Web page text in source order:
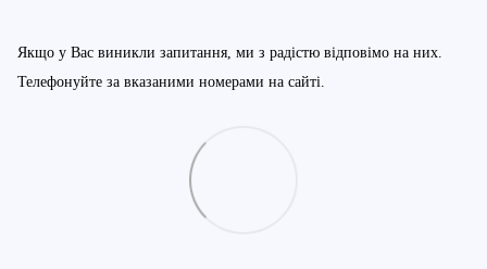
Якщо у Вас виникли запитання, ми з радістю відповімо на них.
Телефонуйте за вказаними номерами на сайті.